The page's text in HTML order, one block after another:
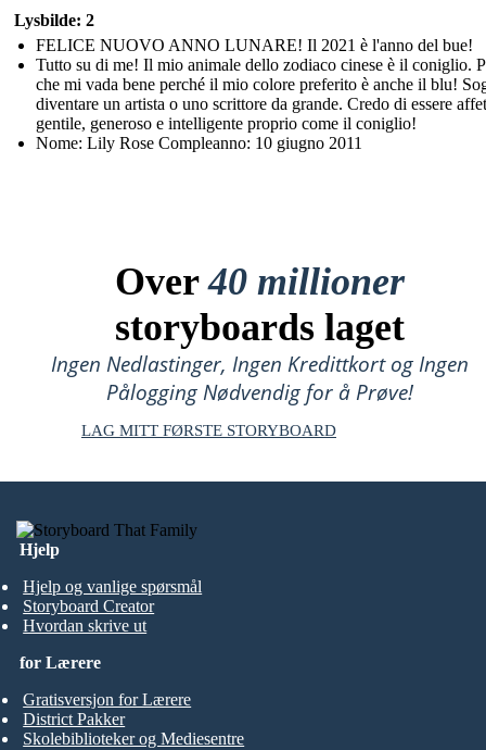
Lysbilde: 2
FELICE NUOVO ANNO LUNARE! Il 2021 è l'anno del bue!
Tutto su di me! Il mio animale dello zodiaco cinese è il coniglio.
che mi vada bene perché il mio colore preferito è anche il blu!
diventare un artista o uno scrittore da grande. Credo di essere
gentile, generoso e intelligente proprio come il coniglio!
Nome: Lily Rose Compleanno: 10 giugno 2011
Over40 millioner
storyboards laget
Ingen Nedlastinger, Ingen Kredittkort og Ingen
Pålogging Nødvendig for å Prøve!
LAG MITT FØRSTE STORYBOARD
Hjelp
Hjelp og vanlige spørsmål
Storyboard Creator
Hvordan skrive ut
for Lærere
Gratisversjon for Lærere
District Pakker
Skolebiblioteker og Mediesentre